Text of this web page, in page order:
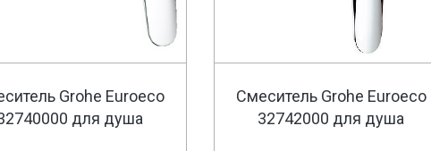
Grohe Euroeco
для душа
Смеситель Grohe Euroeco
32742000 для душа